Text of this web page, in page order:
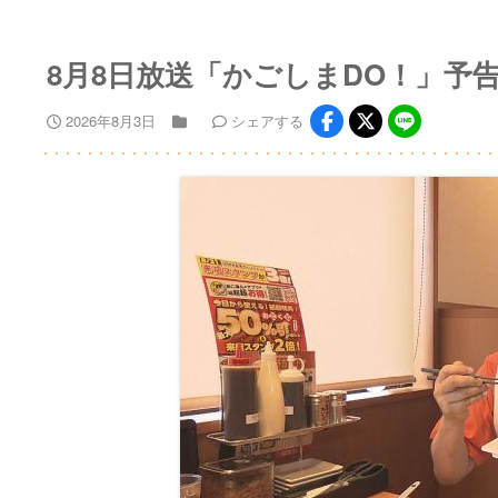
8月8日放送「かごしまDO！」予
2026年8月3日 シェアする